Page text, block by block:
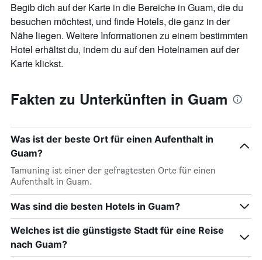
Begib dich auf der Karte in die Bereiche in Guam, die du
besuchen möchtest, und finde Hotels, die ganz in der
Nähe liegen. Weitere Informationen zu einem bestimmten
Hotel erhältst du, indem du auf den Hotelnamen auf der
Karte klickst.
Fakten zu Unterkünften in Guam
Was ist der beste Ort für einen Aufenthalt in
Guam?
Tamuning ist einer der gefragtesten Orte für einen
Aufenthalt in Guam.
Was sind die besten Hotels in Guam?
Welches ist die günstigste Stadt für eine Reise
nach Guam?